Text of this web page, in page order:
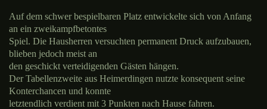
Auf dem schwer bespielbaren Platz entwickelte sich von Anfang
an ein zweikampfbetontes
Spiel. Die Hausherren versuchten permanent Druck aufzubauen,
blieben jedoch meist an
den geschickt verteidigenden Gästen hängen.
Der Tabellenzweite aus Heimerdingen nutzte konsequent seine
Konterchancen und konnte
letztendlich verdient mit 3 Punkten nach Hause fahren.